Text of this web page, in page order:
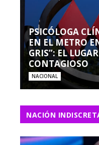
PSICÓLOGA
EN EL METRO
GRIS”: EL
CONTAGIOSO
NACIONAL
NACIÓN